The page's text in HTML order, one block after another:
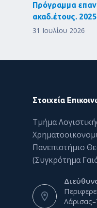
Πρόγραμμα
ακαδ.έτους.
31 Ιουλίου 2026
Στοιχεία
Τμήμα
Πανεπιστήμιο
(Συγκρότημα